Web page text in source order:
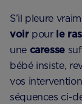
S’il pleure
voir pour le
une caresse
bébé insiste,
vos
séquences ci-